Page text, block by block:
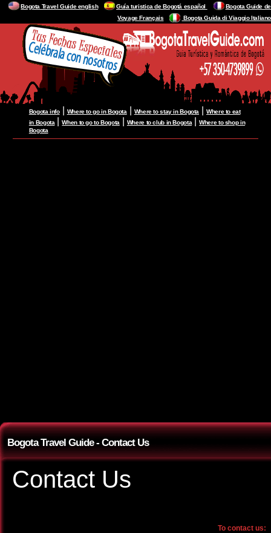
Bogota Travel Guide english Guía turistica de Bogotá español
Bogota Guide de
Voyage Français
Bogota Guida di Viaggio Italiano
Bogota info| Where to go in Bogota Where to stay in Bogota |Where to eat
in Bogota
|When to go to Bogota Where to club in Bogota |Where to shop in
Bogota
Bogota Travel Guide - Contact Us
Contact Us
To contact us: